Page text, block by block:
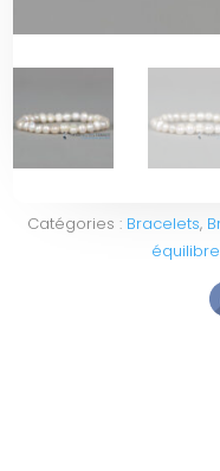
Catégories : Bracelets,